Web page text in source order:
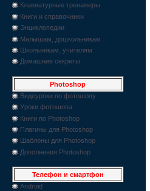
Клавиатурные тренажеры
Книги и справочники
Энциклопедии
Малышам, дошкольникам
Школьникам, учителям
Домашние секреты
Photoshop
Видеуроки по фотошопу
Уроки фотошопа
Книги по Photoshop
Плагины для Photoshop
Шаблоны для Photoshop
Дополнения Photoshop
Телефон и смартфон
Android